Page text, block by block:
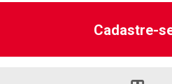
Cadastre-